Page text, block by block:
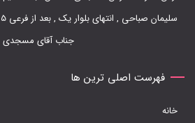
است
محصول
انتخاب
جناب آقای مسجدی
فهرست اصلی ترین ها
خانه